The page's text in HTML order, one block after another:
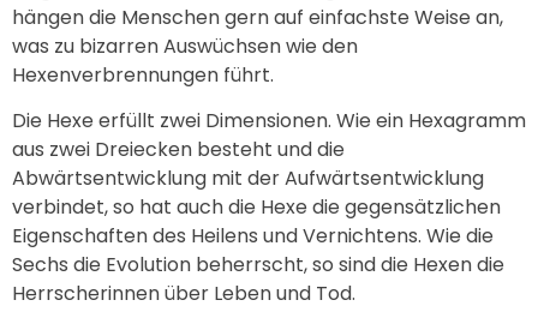
hängen die Menschen gern auf einfachste Weise an,
was zu bizarren Auswüchsen wie den
Hexenverbrennungen führt.
Die Hexe erfüllt zwei Dimensionen. Wie ein Hexagramm
aus zwei Dreiecken besteht und die
Abwärtsentwicklung mit der Aufwärtsentwicklung
verbindet, so hat auch die Hexe die gegensätzlichen
Eigenschaften des Heilens und Vernichtens. Wie die
Sechs die Evolution beherrscht, so sind die Hexen die
Herrscherinnen über Leben und Tod.